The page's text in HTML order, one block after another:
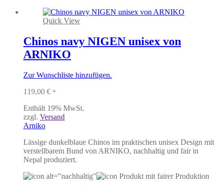
Die
auf
der
werden
Quick View
Chinos navy NIGEN unisex von
ARNIKO
Zur Wunschliste hinzufügen.
119,00 € *
Enthält 19% MwSt.
zzgl. Versand
Arniko
Lässige dunkelblaue Chinos im praktischen unisex Design mit
verstellbarem Bund von ARNIKO, nachhaltig und fair in
Nepal produziert.